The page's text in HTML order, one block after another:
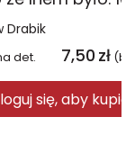
Drabik
det. 7,50 zł
się, aby kupić